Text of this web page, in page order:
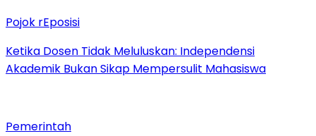
Pojok rEposisi
Ketika Dosen Tidak Meluluskan: Independensi
Akademik Bukan Sikap Mempersulit Mahasiswa
Pemerintah